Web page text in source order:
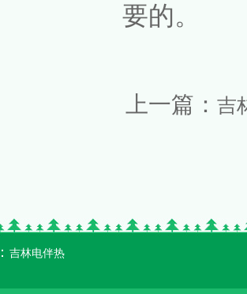
要的。
上一篇：吉
吉林电伴热